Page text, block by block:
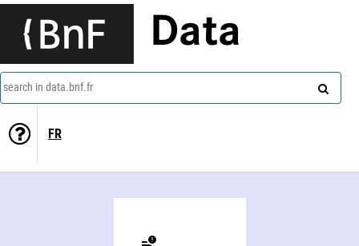
Data
search in data.bnf.fr
FR